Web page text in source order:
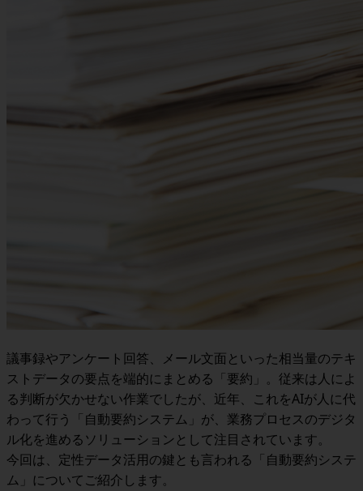
議事録やアンケート回答、メール文面といった相当量のテキ
ストデータの要点を端的にまとめる「要約」。従来は人によ
る判断が欠かせない作業でしたが、近年、これをAIが人に代
わって行う「自動要約システム」が、業務プロセスのデジタ
ル化を進めるソリューションとして注目されています。
今回は、定性データ活用の鍵とも言われる「自動要約システ
ム」についてご紹介します。